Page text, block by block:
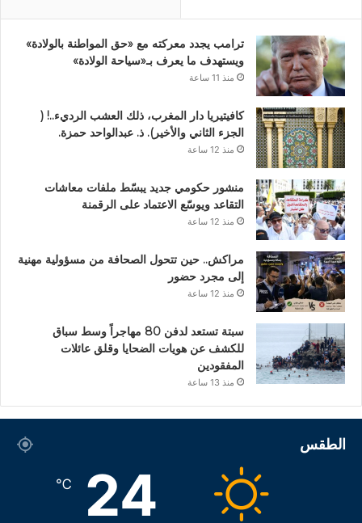
ترامب يجدد معركته مع «حق المواطنة بالولادة»
ويستهدف ما يعرف بـ«سياحة الولادة»
منذ 11 ساعة
كافيتيريا دار المغرب، ذلك العشب الرديء..! (
الجزء الثاني والأخير). ذ. عبدالواحد حمزة.
منذ 12 ساعة
منشور حكومي جديد يبسّط ملفات معاشات
التقاعد ويوسّع الاعتماد على الرقمنة
منذ 12 ساعة
مراكش.. حين تتحول الصحافة من مسؤولية مهنية
إلى مجرد حضور
منذ 12 ساعة
سبتة تستعد لدفن 80 مهاجراً وسط سباق
للكشف عن هويات الضحايا وقلق عائلات
المفقودين
منذ 13 ساعة
الطقس
24
℃